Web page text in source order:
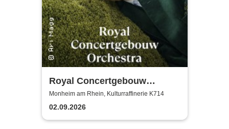
Royal Concertgebouw
Orchestra | Víkingur Ólafsson
Monheim am Rhein, Kulturraffinerie K714
02.09.2026